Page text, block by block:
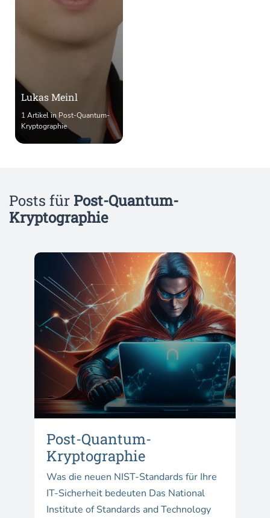
Lukas Meinl
1 Artikel in Post-Quantum-
Kryptographie
Posts für Post-Quantum-
Kryptographie
Post-Quantum-
Kryptographie
Was die neuen NIST-Standards für Ihre
IT-Sicherheit bedeuten Das National
Institute of Standards and Technology